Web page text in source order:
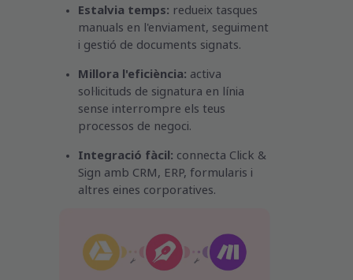
Estalvia temps: redueix tasques
manuals en l'enviament, seguiment
i gestió de documents signats.
Millora l'eficiència: activa
sol·licituds de signatura en línia
sense interrompre els teus
processos de negoci.
Integració fàcil: connecta Click &
Sign amb CRM, ERP, formularis i
altres eines corporatives.